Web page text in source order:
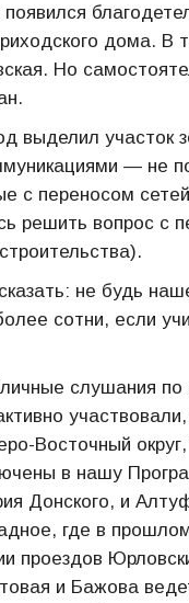
дома.
Но
выделил участок
— не
с переносом
решить вопрос с
не будь
сотни, если
слушания
Восточный
в нашу
Донского, и
где в
проездов
и Бажова